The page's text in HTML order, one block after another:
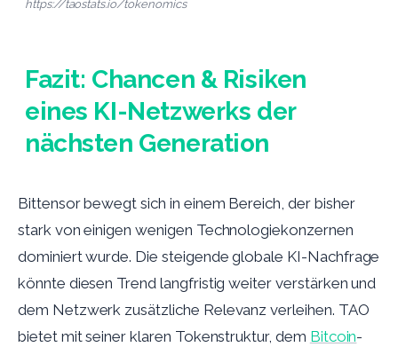
https://taostats.io/tokenomics
Fazit: Chancen & Risiken
eines KI-Netzwerks der
nächsten Generation
Bittensor bewegt sich in einem Bereich, der bisher
stark von einigen wenigen Technologiekonzernen
dominiert wurde. Die steigende globale KI-Nachfrage
könnte diesen Trend langfristig weiter verstärken und
dem Netzwerk zusätzliche Relevanz verleihen. TAO
bietet mit seiner klaren Tokenstruktur, dem Bitcoin-